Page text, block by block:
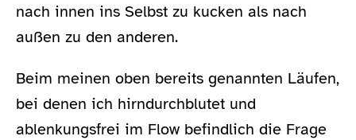
nach innen ins Selbst zu kucken als nach
außen zu den anderen.
Beim meinen oben bereits genannten Läufen,
bei denen ich hirndurchblutet und
ablenkungsfrei im Flow befindlich die Frage